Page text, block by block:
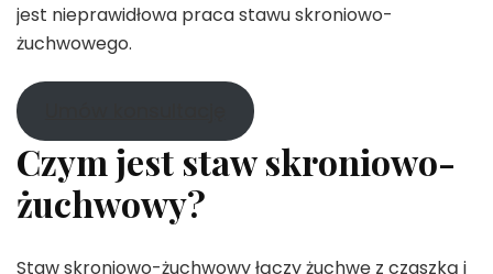
jest nieprawidłowa praca stawu skroniowo-
żuchwowego.
Czym jest staw skroniowo-
żuchwowy?
Staw skroniowo-żuchwowy łączy żuchwę z czaszką i